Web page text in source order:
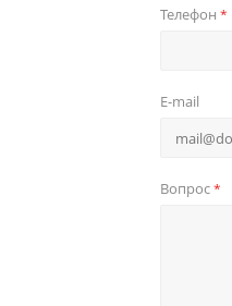
Телефон *
E-mail
Вопрос*